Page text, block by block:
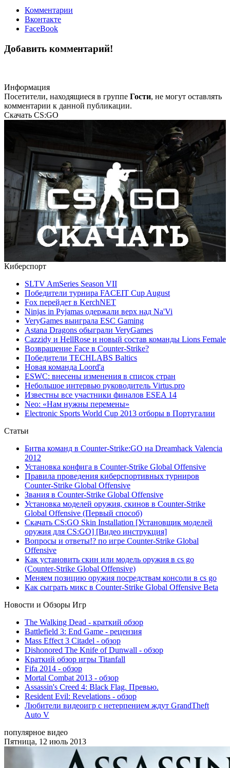
Комментарии
Вконтакте
FaceBook
Добавить комментарий!
Информация
Посетители, находящиеся в группе Гости, не могут оставлять
комментарии к данной публикации.
Скачать CS:GO
Киберспорт
SLTV AmSeries Season VII
Победители турнира FACEIT Cup August
Fox перейдет в KerchNET
Ninjas in Pyjamas одержали верх над Na'Vi
VeryGames выиграла ESC Gaming
Astana Dragons обыграли VeryGames
Cazzidy и HellRose и новый состав команды Lions Female
Возвращение Face в Counter-Strike?
Победители TECHLABS Baltics
Новая команда Loord'а
ESWC: внесены изменения в список стран
Небольшое интервью руководитель Virtus.pro
Известны все участники финалов ESEA 14
Neo: «Нам нужны перемены»
Electronic Sports World Cup 2013 отборы в Португалии
Статьи
Битва команд в Counter-Strike:GO на Dreamhack Valencia
2012
Установка конфига в Counter-Strike Global Offensive
Правила проведения киберспортивных турниров
Counter-Strike Global Offensive
Звания в Counter-Strike Global Offensive
Установка моделей оружия, скинов в Counter-Strike
Global Offensive (Первый способ)
Скачать CS:GO Skin Installation [Установщик моделей
оружия для CS:GO] [Видео инструкция]
Вопросы и ответы!? по игре Counter-Strike Global
Offensive
Как установить скин или модель оружия в cs go
(Counter-Strike Global Offensive)
Меняем позицию оружия посредствам консоли в cs go
Как сыграть микс в Counter-Strike Global Offensive Beta
Новости и Обзоры Игр
The Walking Dead - краткий обзор
Battlefield 3: End Game - рецензия
Mass Effect 3 Citadel - обзор
Dishonored The Knife of Dunwall - обзор
Краткий обзор игры Titаnfall
Fifa 2014 - обзор
Mortal Combat 2013 - обзор
Assassin's Creed 4: Black Flag. Превью.
Resident Evil: Revelations - обзор
Любители видеоигр с нетерпением ждут GrandTheft
Auto V
популярное видео
Пятница, 12 июль 2013